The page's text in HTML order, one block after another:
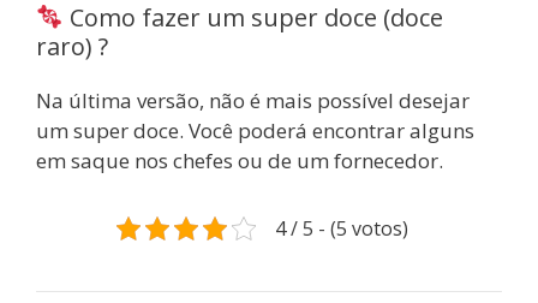
Como fazer um super doce (doce
raro) ?
Na última versão, não é mais possível desejar
um super doce. Você poderá encontrar alguns
em saque nos chefes ou de um fornecedor.
4 / 5 - (5 votos)